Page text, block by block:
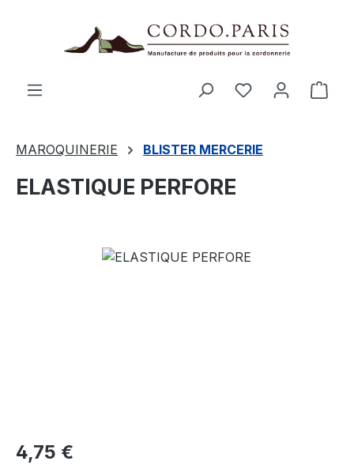
Le
MAROQUINERIE BLISTER MERCERIE
ELASTIQUE PERFORE
Ignorer la galerie d'images
4,75 €